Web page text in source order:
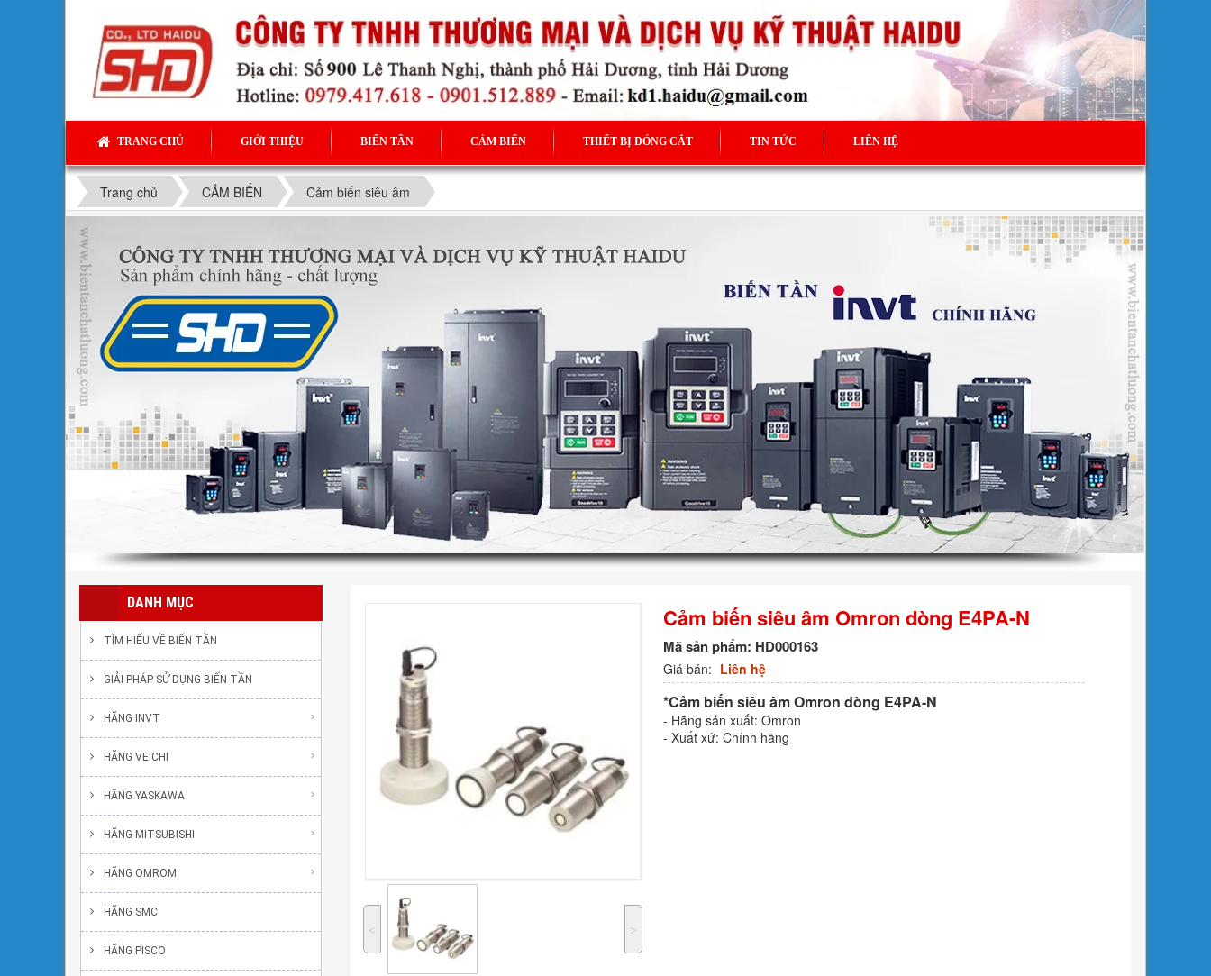
TRANG CHỦ GIỚI THIỆU BIẾN TẦN CẢM BIẾN THIẾT BỊ ĐÓNG CẮT TIN TỨC LIÊN HỆ
Trang chủ CẢM BIẾN Cảm biến siêu âm
˂ ˃
Cảm biến siêu âm Omron dòng E4PA-N
Mã sản phẩm: HD000163
Giá bán: Liên hệ
*Cảm biến siêu âm Omron dòng E4PA-N
- Hãng sản xuất: Omron
- Xuất xứ: Chính hãng
DANH MỤC
TÌM HIỂU VỀ BIẾN TẦN
GIẢI PHÁP SỬ DỤNG BIẾN TẦN
HÃNG INVT
HÃNG VEICHI
HÃNG YASKAWA
HÃNG MITSUBISHI
HÃNG OMROM
HÃNG SMC
HÃNG PISCO